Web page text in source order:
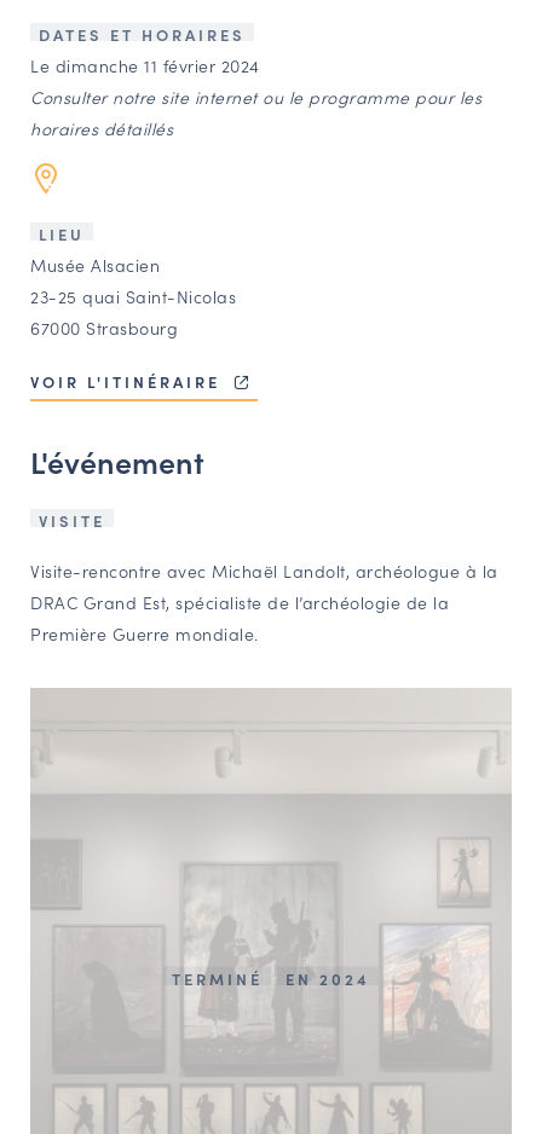
CONTACT
Agenda
Annuaire
Ressources
OFFRES D’EMPLOI ET DE STAGE
OUTILS EN LIGNE
Espace acteurs
NAVIGATION FILTRÉE « ACTEURS »
Amateurs d’histoire et de patrimoine
Responsables de structures
Étudiants & chercheurs
DATES ET HORAIRES
Le dimanche 11 février 2024
Consulter notre site internet ou le programme pour les
horaires détaillés
LIEU
Musée Alsacien
23-25 quai Saint-Nicolas
67000 Strasbourg
VOIR L'ITINÉRAIRE
L'événement
VISITE
Visite-rencontre avec Michaël Landolt, archéologue à la
DRAC Grand Est, spécialiste de l’archéologie de la
Première Guerre mondiale.
TERMINÉ EN 2024